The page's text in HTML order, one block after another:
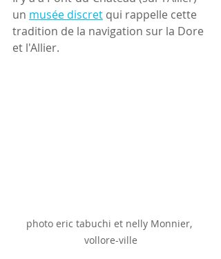
un musée discret qui rappelle cette
tradition de la navigation sur la Dore
et l'Allier.
photo eric tabuchi et nelly Monnier,
vollore-ville